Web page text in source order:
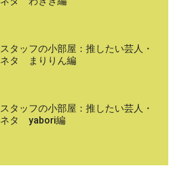
スタッフの小部屋：推したい芸人・
ネタ まりりん編
スタッフの小部屋：推したい芸人・
ネタ yabori編